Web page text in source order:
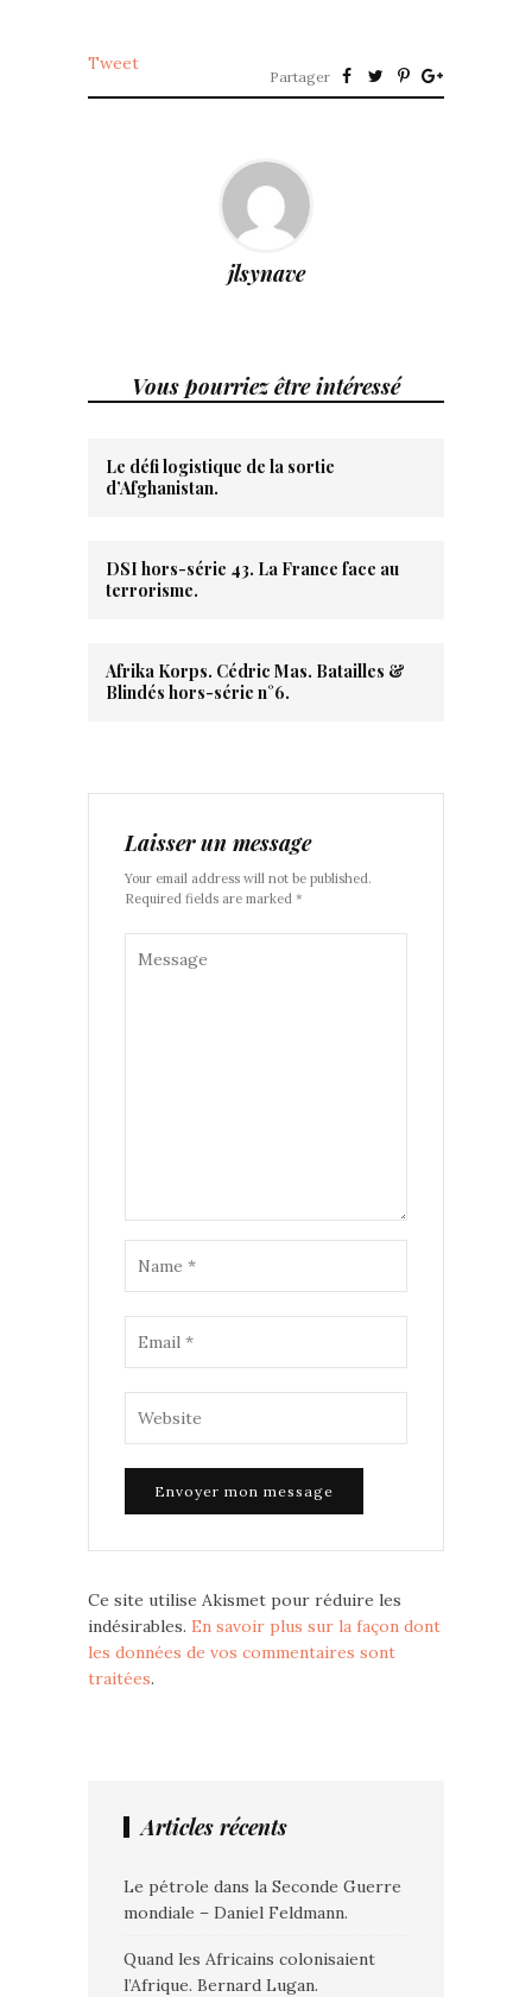
Tweet
Partager
jlsynave
Vous pourriez être intéressé
Le défi logistique de la sortie
d’Afghanistan.
DSI hors-série 43. La France face au
terrorisme.
Afrika Korps. Cédric Mas. Batailles &
Blindés hors-série n°6.
Laisser un message
Your email address will not be published.
Required fields are marked *
Ce site utilise Akismet pour réduire les
indésirables. En savoir plus sur la façon dont
les données de vos commentaires sont
traitées.
Articles récents
Le pétrole dans la Seconde Guerre
mondiale – Daniel Feldmann.
Quand les Africains colonisaient
l’Afrique. Bernard Lugan.